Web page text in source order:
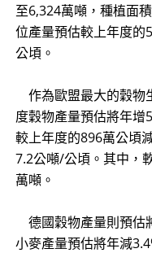
至6,324萬噸，種植面
位產量預估較上年度
公頃。
作為歐盟最大的穀物
度穀物產量預估將年增
較上年度的896萬公頃
7.2公噸/公頃。其中，
萬噸。
德國穀物產量則預估
小麥產量預估將年減